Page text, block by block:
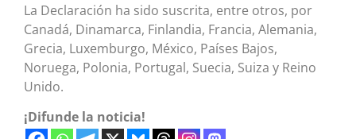
La Declaración ha sido suscrita, entre otros, por
Canadá, Dinamarca, Finlandia, Francia, Alemania,
Grecia, Luxemburgo, México, Países Bajos,
Noruega, Polonia, Portugal, Suecia, Suiza y Reino
Unido.
¡Difunde la noticia!